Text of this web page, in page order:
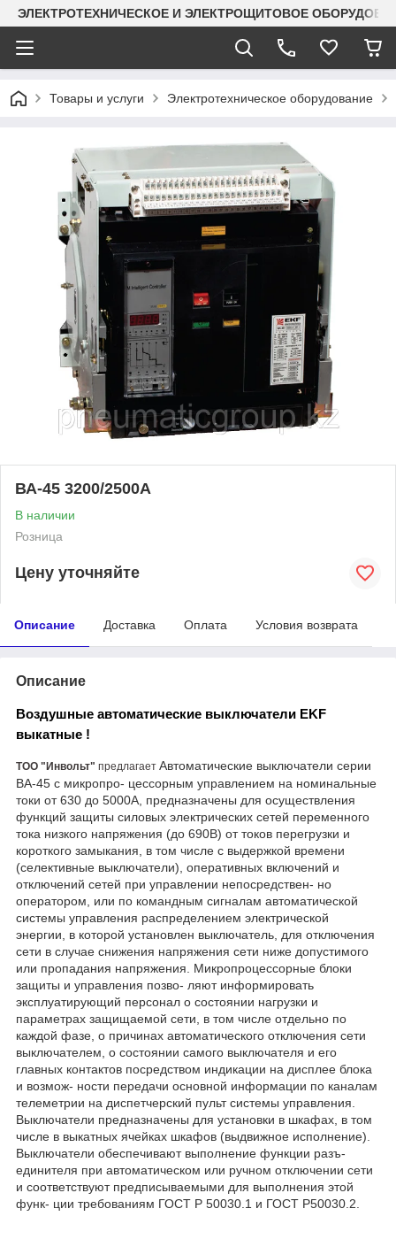
ЭЛЕКТРОТЕХНИЧЕСКОЕ И ЭЛЕКТРОЩИТОВОЕ
Товары и услуги Электротехническое оборудование
ВА-45 3200/2500А
В наличии
Розница
Цену уточняйте
Описание Доставка Оплата Условия возврата
Описание
Воздушные автоматические выключатели EKF
выкатные !
ТОО "Инвольт" предлагает Автоматические выключатели серии
ВА-45 с микропро- цессорным управлением на номинальные
токи от 630 до 5000А, предназначены для осуществления
функций защиты силовых электрических сетей переменного
тока низкого напряжения (до 690В) от токов перегрузки и
короткого замыкания, в том числе с выдержкой времени
(селективные выключатели), оперативных включений и
отключений сетей при управлении непосредствен- но
оператором, или по командным сигналам автоматической
системы управления распределением электрической
энергии, в которой установлен выключатель, для отключения
сети в случае снижения напряжения сети ниже допустимого
или пропадания напряжения. Микропроцессорные блоки
защиты и управления позво- ляют информировать
эксплуатирующий персонал о состоянии нагрузки и
параметрах защищаемой сети, в том числе отдельно по
каждой фазе, о причинах автоматического отключения сети
выключателем, о состоянии самого выключателя и его
главных контактов посредством индикации на дисплее блока
и возмож- ности передачи основной информации по каналам
телеметрии на диспетчерский пульт системы управления.
Выключатели предназначены для установки в шкафах, в том
числе в выкатных ячейках шкафов (выдвижное исполнение).
Выключатели обеспечивают выполнение функции разъ-
единителя при автоматическом или ручном отключении сети
и соответствуют предписываемыми для выполнения этой
функ- ции требованиям ГОСТ Р 50030.1 и ГОСТ Р50030.2.